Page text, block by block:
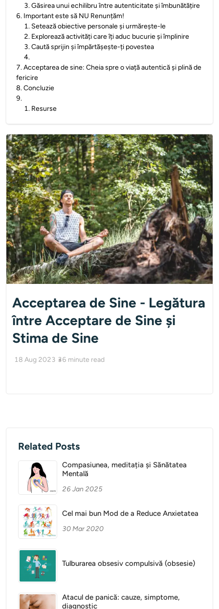
3.Găsirea unui echilibru între autenticitate și îmbunătățire
6. Important este să NU Renunțăm!
1. Setează obiective personale și urmărește-le
2. Explorează activități care îți aduc bucurie și împlinire
3.Caută sprijin și împărtășește-ți povestea
4.
7.Acceptarea de sine: Cheia spre o viață autentică și plină de
fericire
8.Concluzie
9.
1. Resurse
Acceptarea de Sine - Legătura
între Acceptare de Sine și
Stima de Sine
18 Aug 2023 36 minute read
Related Posts
Compasiunea, meditația și Sănătatea
Mentală
26 Jan 2025
Cel mai bun Mod de a Reduce Anxietatea
30 Mar 2020
Tulburarea obsesiv compulsivă (obsesie)
Atacul de panică: cauze, simptome,
diagnostic